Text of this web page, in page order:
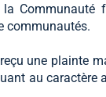
Communauté
communautés.
une plainte
au caractère